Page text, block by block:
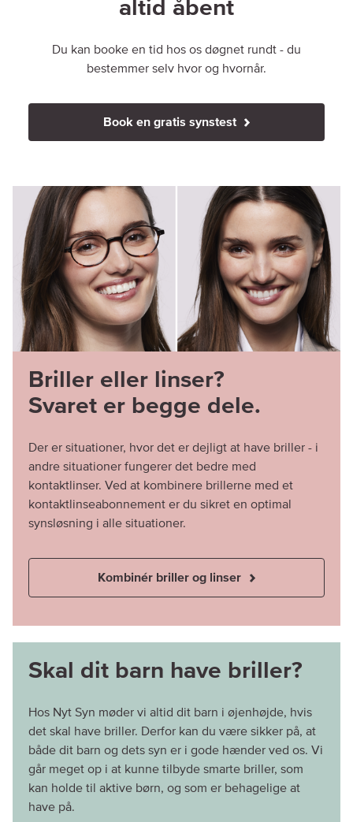
altid åbent
Du kan booke en tid hos os døgnet rundt - du
bestemmer selv hvor og hvornår.
Book en gratis synstest
Briller eller linser?
Svaret er begge dele.
Der er situationer, hvor det er dejligt at have briller - i
andre situationer fungerer det bedre med
kontaktlinser. Ved at kombinere brillerne med et
kontaktlinseabonnement er du sikret en optimal
synsløsning i alle situationer.
Kombinér briller og linser
Skal dit barn have briller?
Hos Nyt Syn møder vi altid dit barn i øjenhøjde, hvis
det skal have briller. Derfor kan du være sikker på, at
både dit barn og dets syn er i gode hænder ved os. Vi
går meget op i at kunne tilbyde smarte briller, som
kan holde til aktive børn, og som er behagelige at
have på.